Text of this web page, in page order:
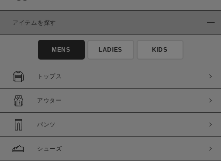
商品タイプ
通常商品
セール価格
在庫
在庫あり
アイテムを探す
MENS LADIES KIDS
トップス
アウター
パンツ
シューズ